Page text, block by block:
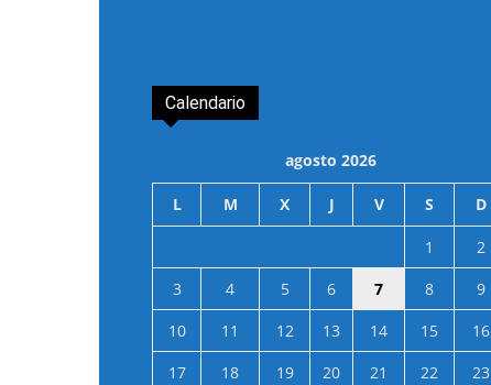
Calendario
agosto 2026
L M X J V S D
1
2
3
4 5 6 7 8
9
10
11 12 13 14 15
16
17
18 19 20 21 22 23